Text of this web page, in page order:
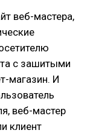
веб-мастера,
с зашитыми
магазин. И
веб-мастер
клиент